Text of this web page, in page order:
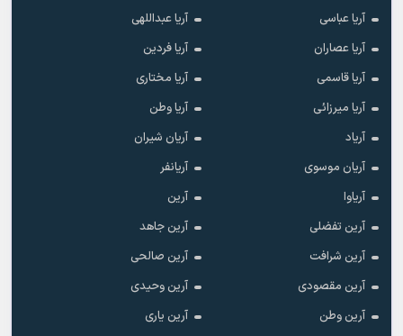
آریا عباسی
آریا عبداللهی
آریا عصاران
آریا فردین
آریا قاسمی
آریا مختاری
آریا میرزائی
آریا وطن
آریاد
آریان شیران
آریان موسوی
آریانفر
آریاوا
آرین
آرین تفضلی
آرین جاهد
آرین شرافت
آرین صالحی
آرین مقصودی
آرین وحیدی
آرین وطن
آرین یاری